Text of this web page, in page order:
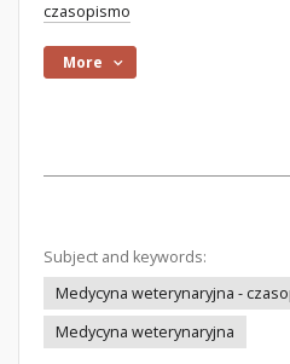
czasopismo
More
Subject and keywords:
Medycyna weterynaryjna -
Medycyna weterynaryjna